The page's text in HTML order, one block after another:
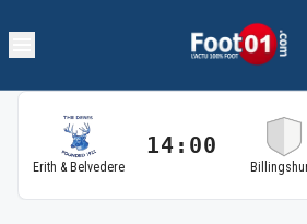
Erith & Belvedere
14:00